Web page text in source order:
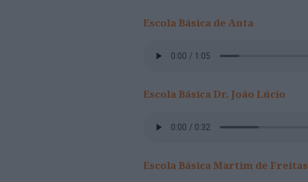
Escola Básica de Anta
Escola Básica Dr. João Lúcio
Escola Básica Martim de Freitas